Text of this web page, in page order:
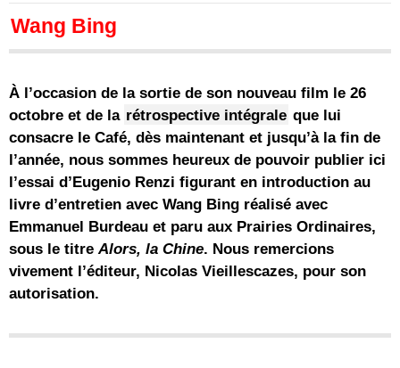
Wang Bing
À l’occasion de la sortie de son nouveau film le 26
octobre et de la rétrospective intégrale que lui
consacre le Café, dès maintenant et jusqu’à la fin de
l’année, nous sommes heureux de pouvoir publier ici
l’essai d’Eugenio Renzi figurant en introduction au
livre d’entretien avec Wang Bing réalisé avec
Emmanuel Burdeau et paru aux Prairies Ordinaires,
sous le titreAlors, la Chine. Nous remercions
vivement l’éditeur, Nicolas Vieillescazes, pour son
autorisation.